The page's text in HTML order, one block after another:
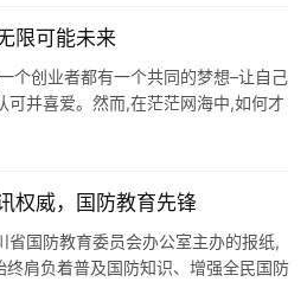
限可能未来
个创业者都有一个共同的梦想–让自己
可并喜爱。然而,在茫茫网海中,如何才
权威，国防教育先锋
省国防教育委员会办公室主办的报纸,
肩负着普及国防知识、增强全民国防